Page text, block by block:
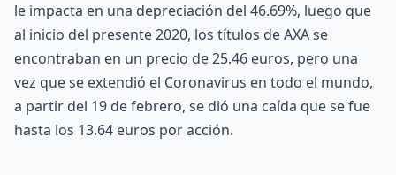
le impacta en una depreciación del 46.69%, luego que
al inicio del presente 2020, los títulos de AXA se
encontraban en un precio de 25.46 euros, pero una
vez que se extendió el Coronavirus en todo el mundo,
a partir del 19 de febrero, se dió una caída que se fue
hasta los 13.64 euros por acción.